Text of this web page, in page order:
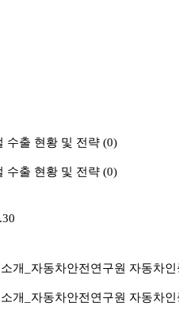
수출 현황 및 전략 (0)
수출 현황 및 전략 (0)
개_자동차안전연구원 자동차
개_자동차안전연구원 자동차